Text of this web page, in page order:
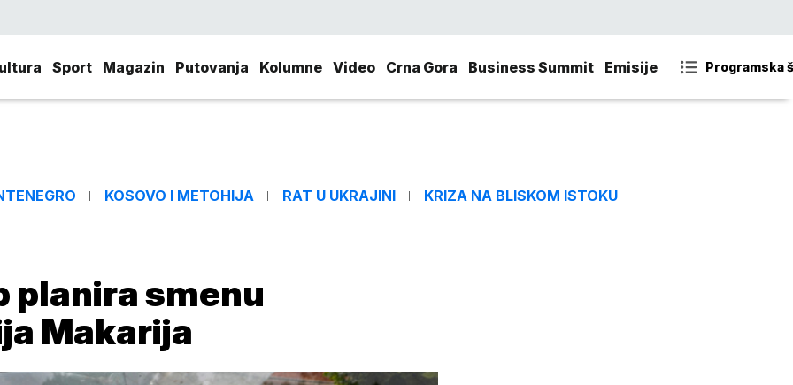
Sport Magazin Putovanja Kolumne Video Crna Gora Business Summit Emisije Programska
KOSOVO I METOHIJA RAT U UKRAJINI KRIZA NA BLISKOM ISTOKU
planira smenu
Makarija